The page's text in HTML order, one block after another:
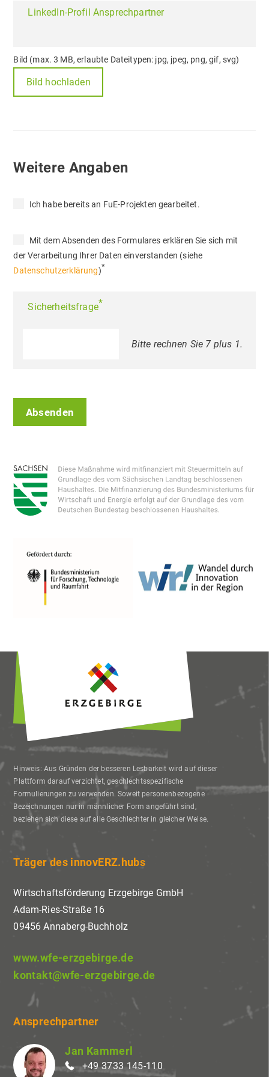
LinkedIn-Profil Ansprechpartner
Bild (max. 3 MB, erlaubte Dateitypen: jpg, jpeg, png, gif, svg)
Bild hochladen
Weitere Angaben
Ich habe bereits an FuE-Projekten gearbeitet.
Mit dem Absenden des Formulares erklären Sie sich mit
der Verarbeitung Ihrer Daten einverstanden (siehe
Datenschutzerklärung)*
Sicherheitsfrage*
Bitte rechnen Sie 7 plus 1.
Absenden
Hinweis: Aus Gründen der besseren Lesbarkeit wird auf dieser
Plattform darauf verzichtet, geschlechtsspezifische
Formulierungen zu verwenden. Soweit personenbezogene
Bezeichnungen nur in männlicher Form angeführt sind,
beziehen sich diese auf alle Geschlechter in gleicher Weise.
Träger des innovERZ.hubs
Wirtschaftsförderung Erzgebirge GmbH
Adam-Ries-Straße 16
09456 Annaberg-Buchholz
www.wfe-erzgebirge.de
kontakt@wfe-erzgebirge.de
Ansprechpartner
Jan Kammerl
+49 3733 145-110